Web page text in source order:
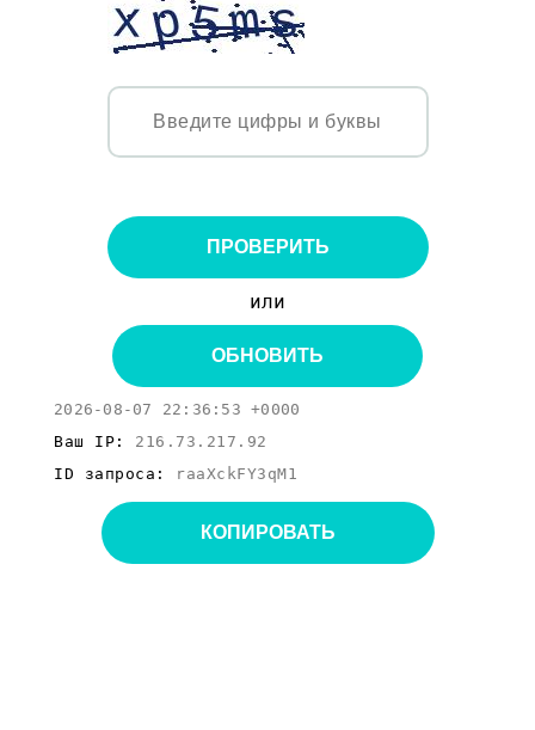
ПРОВЕРИТЬ
или
ОБНОВИТЬ
2026-08-07 22:36:53 +0000
Ваш IP: 216.73.217.92
ID запроса:
raaXckFY3qM1
КОПИРОВАТЬ